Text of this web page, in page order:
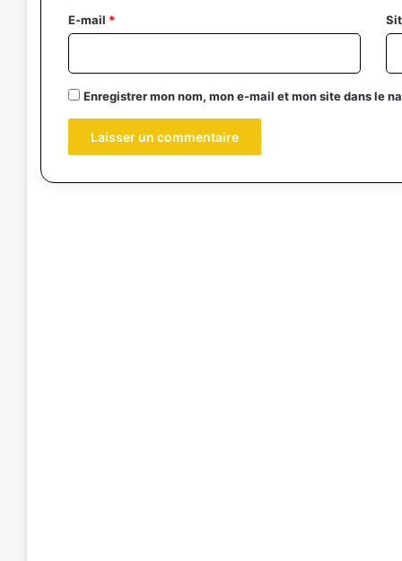
e
E-mail *
Enregistrer mon nom, mon e-mail et mon site dans le